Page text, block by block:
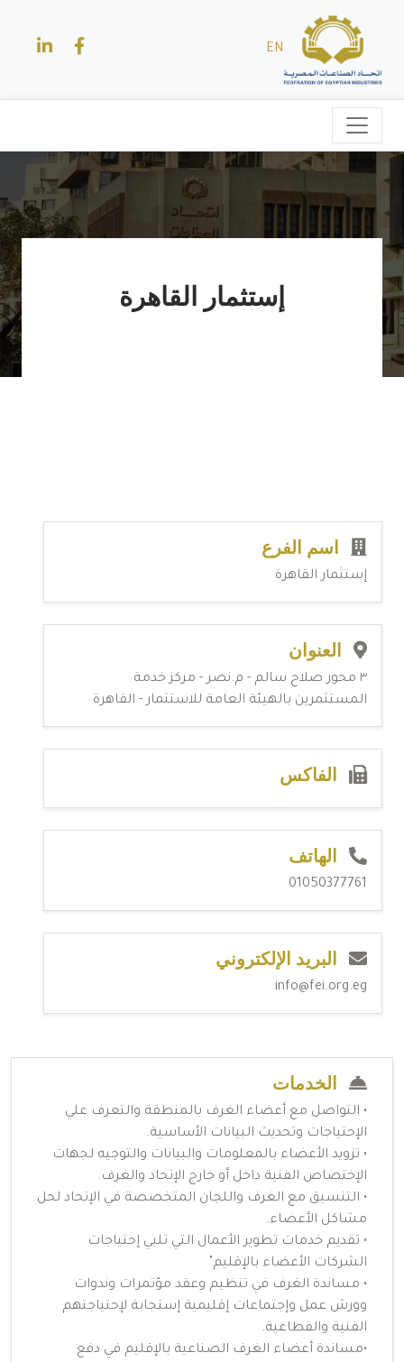
EN
إستثمار القاهرة
اسم الفرع
إستثمار القاهرة
العنوان
٣ محور صلاح سالم - م.نصر - مركز خدمة
المستثمرين بالهيئة العامة للاستثمار - القاهرة
الفاكس
الهاتف
01050377761
البريد الإلكتروني
info@fei.org.eg
الخدمات
• التواصل مع أعضاء الغرف بالمنطقة والتعرف علي
الإحتياجات وتحديث البيانات الأساسية.
• تزويد الأعضاء بالمعلومات والبيانات والتوجيه لجهات
الإختصاص الفنية داخل أو خارج الإتحاد والغرف.
• التنسيق مع الغرف واللجان المتخصصة في الإتحاد لحل
مشاكل الأعضاء.
• تقديم خدمات تطوير الأعمال التي تلبي إحتياجات
الشركات الأعضاء بالإقليم"
• مساندة الغرف في تنظيم وعقد مؤتمرات وندوات
وورش عمل وإجتماعات إقليمية إستجابة لإحتياجتهم
الفنية والقطاعية.
•مساندة أعضاء الغرف الصناعية بالإقليم في دفع